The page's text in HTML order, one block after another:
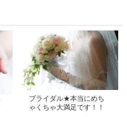
ブライダル★本当にめち
ゃくちゃ大満足です！！